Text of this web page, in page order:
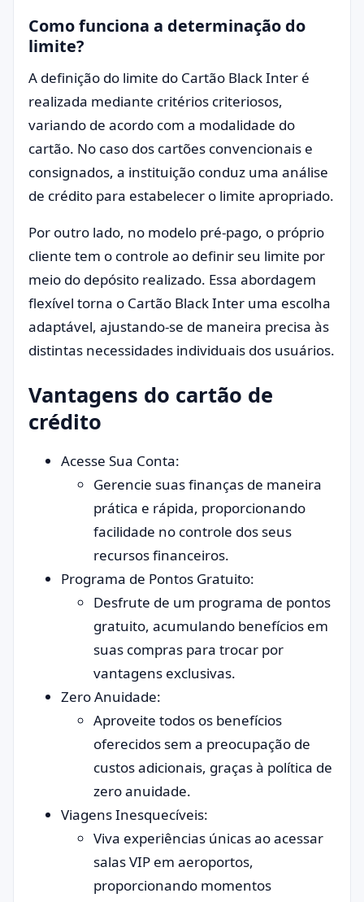
Como funciona a determinação do
limite?
A definição do limite do Cartão Black Inter é
realizada mediante critérios criteriosos,
variando de acordo com a modalidade do
cartão. No caso dos cartões convencionais e
consignados, a instituição conduz uma análise
de crédito para estabelecer o limite apropriado.
Por outro lado, no modelo pré-pago, o próprio
cliente tem o controle ao definir seu limite por
meio do depósito realizado. Essa abordagem
flexível torna o Cartão Black Inter uma escolha
adaptável, ajustando-se de maneira precisa às
distintas necessidades individuais dos usuários.
Vantagens do cartão de
crédito
Acesse Sua Conta:
Gerencie suas finanças de maneira
prática e rápida, proporcionando
facilidade no controle dos seus
recursos financeiros.
Programa de Pontos Gratuito:
Desfrute de um programa de pontos
gratuito, acumulando benefícios em
suas compras para trocar por
vantagens exclusivas.
Zero Anuidade:
Aproveite todos os benefícios
oferecidos sem a preocupação de
custos adicionais, graças à política de
zero anuidade.
Viagens Inesquecíveis:
Viva experiências únicas ao acessar
salas VIP em aeroportos,
proporcionando momentos